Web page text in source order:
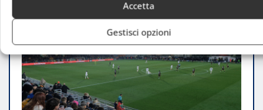
Accetta
Gestisci opzioni